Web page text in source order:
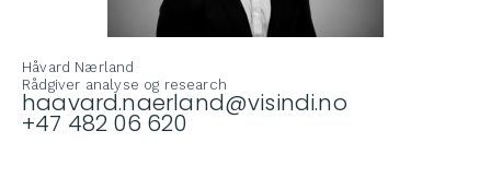
Håvard Nærland
Rådgiver analyse og research
haavard.naerland@visindi.no
+47 482 06 620